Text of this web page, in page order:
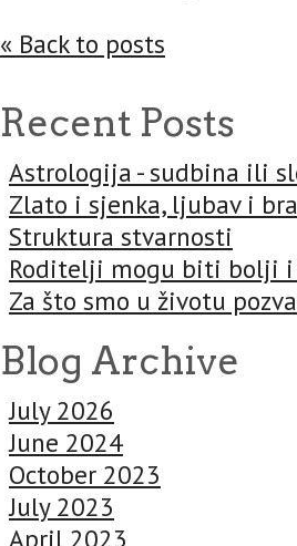
« Back to posts
Recent Posts
Astrologija - sudbina ili
Zlato i sjenka, ljubav i
Struktura stvarnosti
Roditelji mogu biti bolji
Za što smo u životu
Blog Archive
July 2026
June 2024
October 2023
July 2023
April 2023